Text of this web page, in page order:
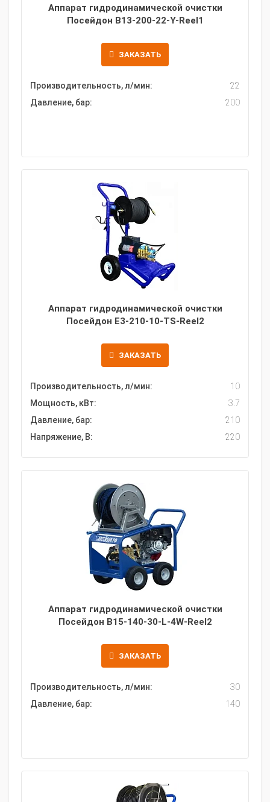
Аппарат гидродинамической очистки
Посейдон B13-200-22-Y-Reel1
ЗАКАЗАТЬ
Производительность, л/мин:
22
Давление, бар:
200
Аппарат гидродинамической очистки
Посейдон E3-210-10-TS-Reel2
ЗАКАЗАТЬ
Производительность, л/мин:
10
Мощность, кВт:
3.7
Давление, бар:
210
Напряжение, В:
220
Аппарат гидродинамической очистки
Посейдон B15-140-30-L-4W-Reel2
ЗАКАЗАТЬ
Производительность, л/мин:
30
Давление, бар:
140